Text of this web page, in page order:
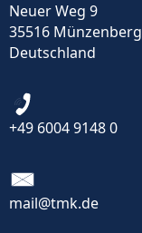
Neuer Weg 9
35516 Münzenberg
Deutschland
+49 6004 9148 0
mail@tmk.de